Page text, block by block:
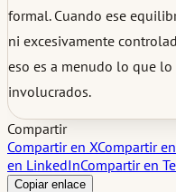
formal. Cuando ese
ni excesivamente
eso es a menudo lo que
involucrados.
Compartir
Compartir en XCompartir
en LinkedInCompartir en
Copiar enlace